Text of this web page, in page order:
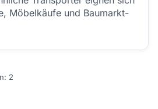
Möbelkäufe und Baumarkt-
2